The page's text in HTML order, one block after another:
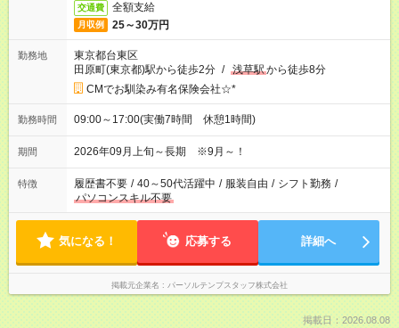
交通費 全額支給
月収例 25～30万円
勤務地
東京都台東区
田原町(東京都)駅から徒歩2分 / 浅草駅から徒歩8分
CMでお馴染み有名保険会社☆*
勤務時間 09:00～17:00(実働7時間 休憩1時間)
期間 2026年09月上旬～長期 ※9月～！
特徴 履歴書不要 / 40～50代活躍中 / 服装自由 / シフト勤務 /
パソコンスキル不要
気になる！ 応募する 詳細へ
掲載元企業名 パーソルテンプスタッフ株式会社
掲載日：2026.08.08